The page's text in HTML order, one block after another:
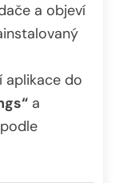
a objeví
aplikace do
a